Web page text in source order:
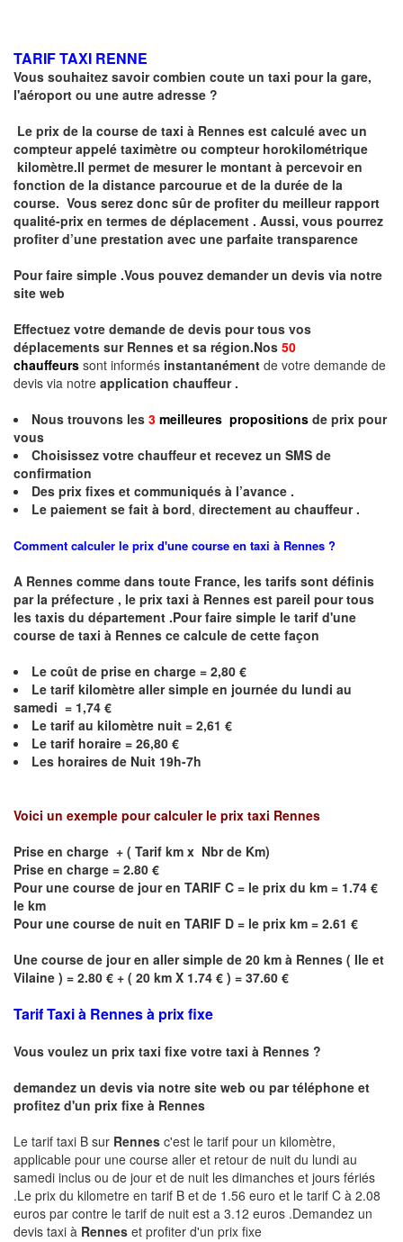
TARIF TAXI RENNE
Vous souhaitez savoir combien coute un taxi pour la gare,
l'aéroport ou une autre adresse ?
Le prix de la course de taxi à Rennes est calculé avec un
compteurappelé taximètre ou compteur horokilométrique
kilomètre.Il permet de mesurer le montant à percevoir en
fonction de la distance parcourue et de la durée de la
course. Vous serez donc sûr de profiter du meilleur rapport
qualité-prix en termes de déplacement . Aussi, vous pourrez
profiter d’une prestation avec une parfaite transparence
Pour faire simple .Vous pouvez demander un devis via notre
site web
Effectuez votre demande de devis pour tous vos
déplacements sur Rennes et sa région.Nos 50
chauffeurs sont informés instantanément de votre demande de
devis via notre application chauffeur .
Nous trouvons les 3 meilleures propositions de prix pour
vous
Choisissez votre chauffeur et recevez un SMS de
confirmation
Des prix fixes et communiqués à l’avance .
Le paiement se fait à bord, directement au chauffeur .
Comment calculer le prix d'une course en taxi à Rennes ?
A Rennes comme dans toute France, les tarifs sont définis
par la préfecture , le prix taxi à Rennes est pareil pour tous
les taxis du département .Pour faire simple le tarif d'une
course de taxi à Rennes ce calcule de cette façon
Le coût de prise en charge = 2,80 €
Le tarif kilomètre aller simple en journée du lundi au
samedi = 1,74 €
Le tarif au kilomètre nuit = 2,61 €
Le tarif horaire = 26,80 €
Les horaires de Nuit 19h-7h
Voici un exemple pour calculer le prix taxi Rennes
Prise en charge + ( Tarif km x Nbr de Km)
Prise en charge = 2.80 €
Pour une course de jour en TARIF C = le prix du km = 1.74 €
le km
Pour une course de nuit en TARIF D = le prix km = 2.61 €
Une course de jour en aller simple de 20 km à Rennes ( Ile et
Vilaine ) = 2.80 € + ( 20 km X 1.74 € ) = 37.60 €
Tarif Taxi à Rennes à prix fixe
Vous voulez un prix taxi fixe votre taxi à Rennes ?
demandez un devis via notre site web ou par téléphone et
profitez d'un prix fixe à Rennes
Le tarif taxi B sur Rennes c'est le tarif pour un kilomètre,
applicable pour une course aller et retour de nuit du lundi au
samedi inclus ou de jour et de nuit les dimanches et jours fériés
.Le prix du kilometre en tarif B et de 1.56 euro et le tarif C à 2.08
euros par contre le tarif de nuit est a 3.12 euros .Demandez un
devis taxi à Rennes et profiter d'un prix fixe